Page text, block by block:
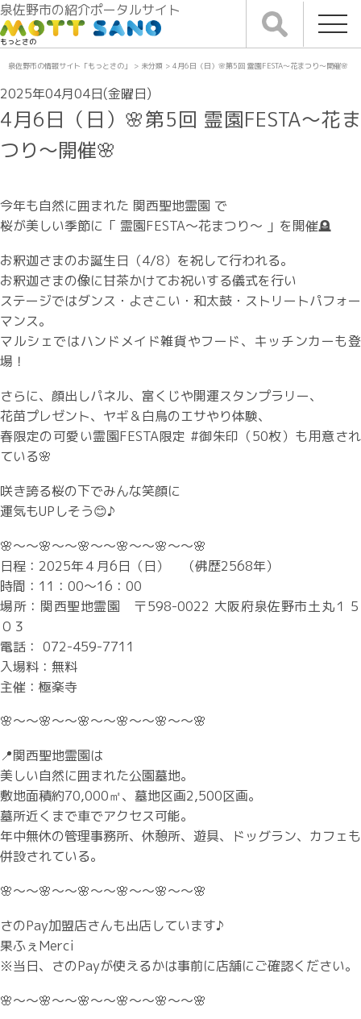
泉佐野市の紹介ポータルサイト
もっとさの
泉佐野市の情報サイト「もっとさの」 > 未分類 > 4月6日（日）🌸第5回 霊園FESTA～花まつり～開催🌸
2025年04月04日(金曜日)
4月6日（日）🌸第5回 霊園FESTA～花ま
つり～開催🌸
今年も自然に囲まれた 関西聖地霊園 で
桜が美しい季節に「 霊園FESTA～花まつり～ 」を開催🪦
お釈迦さまのお誕生日（4/8）を祝して行われる。
お釈迦さまの像に甘茶かけてお祝いする儀式を行い
ステージではダンス・よさこい・和太鼓・ストリートパフォー
マンス。
マルシェではハンドメイド雑貨やフード、キッチンカーも登
場！
さらに、顔出しパネル、富くじや開運スタンプラリー、
花苗プレゼント、ヤギ＆白鳥のエサやり体験、
春限定の可愛い霊園FESTA限定 #御朱印（50枚）も用意され
ている🌸
咲き誇る桜の下でみんな笑顔に
運気もUPしそう😊♪
🌸～～🌸～～🌸～～🌸～～🌸～～🌸
日程：2025年４月6日（日） （佛歴2568年）
時間：11：00～16：00
場所：関西聖地霊園 〒598-0022 大阪府泉佐野市土丸１５
０３
電話： 072-459-7711
入場料：無料
主催：極楽寺
🌸～～🌸～～🌸～～🌸～～🌸～～🌸
📍関西聖地霊園は
美しい自然に囲まれた公園墓地。
敷地面積約70,000㎡、墓地区画2,500区画。
墓所近くまで車でアクセス可能。
年中無休の管理事務所、休憩所、遊具、ドッグラン、カフェも
併設されている。
🌸～～🌸～～🌸～～🌸～～🌸～～🌸
さのPay加盟店さんも出店しています♪
果ふぇMerci
※当日、さのPayが使えるかは事前に店舗にご確認ください。
🌸～～🌸～～🌸～～🌸～～🌸～～🌸